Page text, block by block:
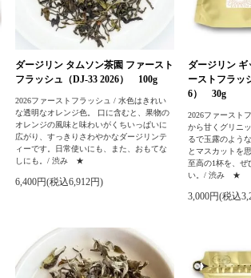
ダージリン タムソン茶園 ファースト
フラッシュ（DJ-33 2026） 100g
2026ファーストフラッシュ / 水色はきれい
な透明なオレンジ色。 口に含むと、果物の
オレンジの風味と味わいがくちいっぱいに
広がり、すっきりさわやかなダージリンテ
ィーです。日常使いにも、また、おもてな
しにも。/ 渋み ★
6,400円(税込6,912円)
ダージリン
ーストフラッ
6） 30g
2026ファースト
から甘くグリニ
るで玉露のよう
とマスカットを
至高の1杯を、ぜ
い。/ 渋み ★
3,000円(税込